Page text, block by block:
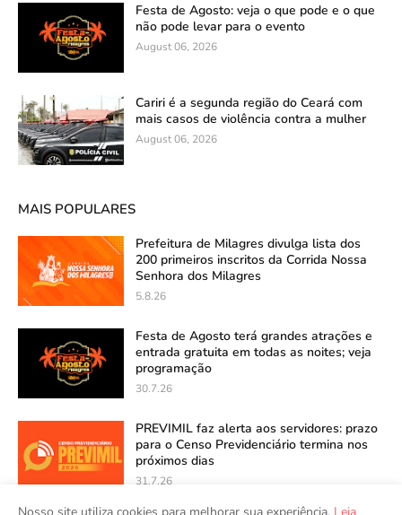
Festa de Agosto: veja o que pode e o que
não pode levar para o evento
August 06, 2026
Cariri é a segunda região do Ceará com
mais casos de violência contra a mulher
August 06, 2026
MAIS POPULARES
Prefeitura de Milagres divulga lista dos
200 primeiros inscritos da Corrida Nossa
Senhora dos Milagres
5.8.26
Festa de Agosto terá grandes atrações e
entrada gratuita em todas as noites; veja
programação
30.7.26
PREVIMIL faz alerta aos servidores: prazo
para o Censo Previdenciário termina nos
próximos dias
31.7.26